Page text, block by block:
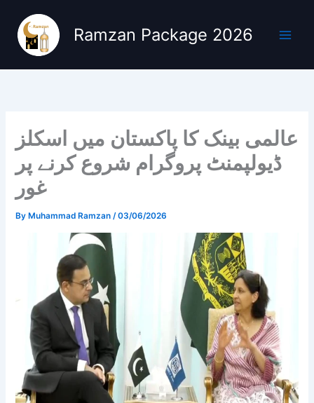
content
Ramzan Package 2026
عالمی بینک کا پاکستان میں اسکلز
ڈیولپمنٹ پروگرام شروع کرنے پر
غور
By Muhammad Ramzan/03/06/2026